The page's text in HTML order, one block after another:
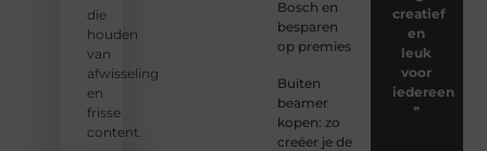
die
houden
van
afwisseling
en
frisse
content.
Bosch en
besparen
op premies
Buiten
beamer
kopen: zo
creëer je de
creatief
en
leuk
voor
iedereen
❞